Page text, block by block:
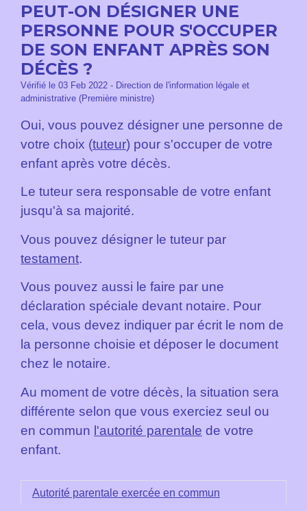
PEUT-ON DÉSIGNER UNE
PERSONNE POUR S'OCCUPER
DE SON ENFANT APRÈS SON
DÉCÈS ?
Vérifié le 03 Feb 2022 - Direction de l'information légale et
administrative (Première ministre)
Oui, vous pouvez désigner une personne de
votre choix (tuteur) pour s'occuper de votre
enfant après votre décès.
Le tuteur sera responsable de votre enfant
jusqu'à sa majorité.
Vous pouvez désigner le tuteur par
testament.
Vous pouvez aussi le faire par une
déclaration spéciale devant notaire. Pour
cela, vous devez indiquer par écrit le nom de
la personne choisie et déposer le document
chez le notaire.
Au moment de votre décès, la situation sera
différente selon que vous exerciez seul ou
en commun l'autorité parentale de votre
enfant.
Autorité parentale exercée en commun